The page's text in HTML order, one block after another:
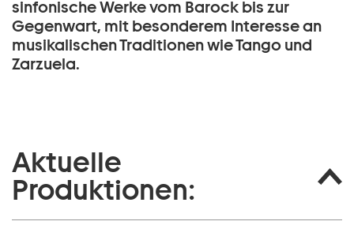
sinfonische Werke vom Barock bis zur
Gegenwart, mit besonderem Interesse an
musikalischen Traditionen wie Tango und
Zarzuela.
Aktuelle
Produktionen: